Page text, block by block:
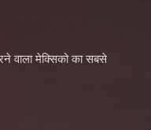
वाला मेक्सिको का सबसे